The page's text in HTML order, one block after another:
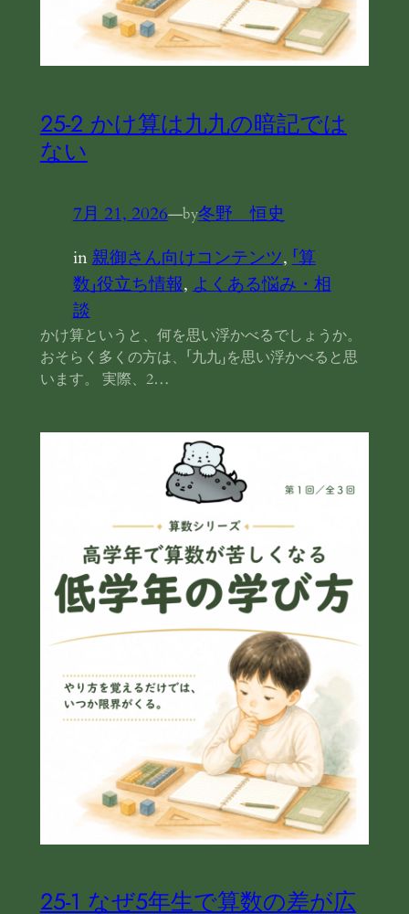
25‐2 かけ算は九九の暗記では
ない
7月 21, 2026—by冬野 恒史
in親御さん向けコンテンツ, 「算
数」役立ち情報, よくある悩み・相
談
かけ算というと、何を思い浮かべるでしょうか。
おそらく多くの方は、「九九」を思い浮かべると思
います。 実際、2…
25‐1 なぜ5年生で算数の差が広